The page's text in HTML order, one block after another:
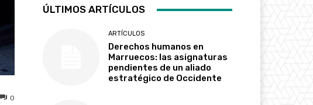
0
ÚLTIMOS ARTÍCULOS
ARTÍCULOS
Derechos humanos en
Marruecos: las asignaturas
pendientes de un aliado
estratégico de Occidente